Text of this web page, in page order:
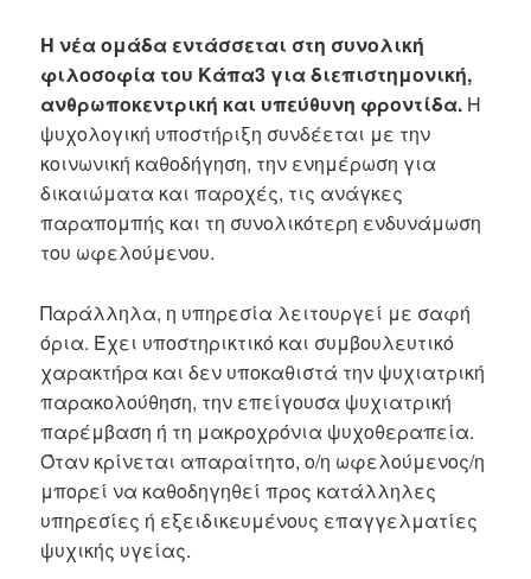
Η νέα ομάδα εντάσσεται στη συνολική
φιλοσοφία του Κάπα3 για διεπιστημονική,
ανθρωποκεντρική και υπεύθυνη φροντίδα. Η
ψυχολογική υποστήριξη συνδέεται με την
κοινωνική καθοδήγηση, την ενημέρωση για
δικαιώματα και παροχές, τις ανάγκες
παραπομπής και τη συνολικότερη ενδυνάμωση
του ωφελούμενου.
Παράλληλα, η υπηρεσία λειτουργεί με σαφή
όρια. Έχει υποστηρικτικό και συμβουλευτικό
χαρακτήρα και δεν υποκαθιστά την ψυχιατρική
παρακολούθηση, την επείγουσα ψυχιατρική
παρέμβαση ή τη μακροχρόνια ψυχοθεραπεία.
Όταν κρίνεται απαραίτητο, ο/η ωφελούμενος/η
μπορεί να καθοδηγηθεί προς κατάλληλες
υπηρεσίες ή εξειδικευμένους επαγγελματίες
ψυχικής υγείας.